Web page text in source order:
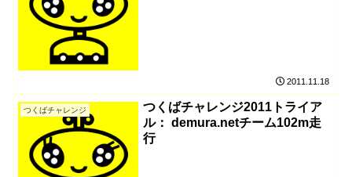
2011.11.18
つくばチャレンジ
つくばチャレンジ2011トライア
ル： demura.netチーム102m走
行